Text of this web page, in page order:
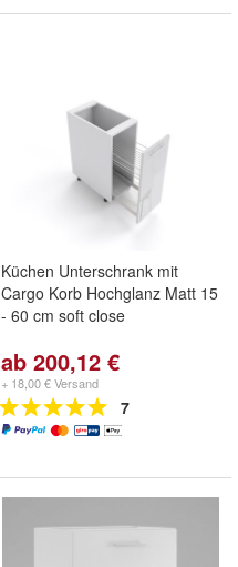
Küchen Unterschrank mit
Cargo Korb Hochglanz Matt 15
- 60 cm soft close
ab 200,12 €
+ 18,00 € Versand
7